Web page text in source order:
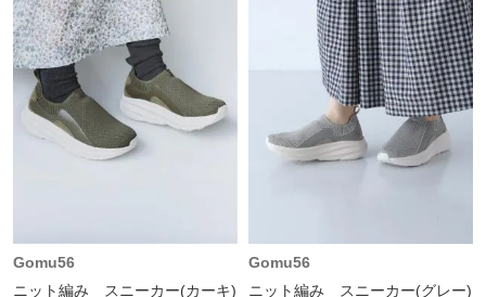
Gomu56
ニット編み スニーカー(カーキ)
Gomu56
ニット編み スニーカー(グレー)